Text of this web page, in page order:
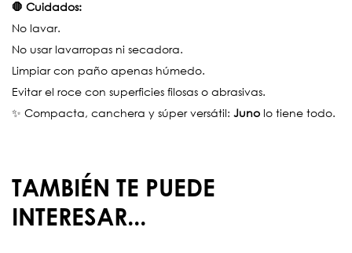
🛑 Cuidados:
No lavar.
No usar lavarropas ni secadora.
Limpiar con paño apenas húmedo.
Evitar el roce con superficies filosas o abrasivas.
✨ Compacta, canchera y súper versátil: Juno lo tiene todo.
TAMBIÉN TE PUEDE
INTERESAR...